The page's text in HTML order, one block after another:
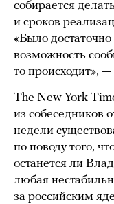
собирается
и сроков
«Было
возможность
то происходит»,
The New York
из собеседников
недели
по поводу того,
останется ли
любая
за российским